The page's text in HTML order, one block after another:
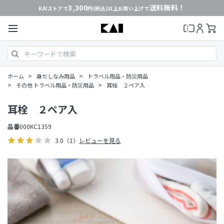
KAIストアで3,300円(税込)以上お買い上げで送料無料！
ホーム > 身だしなみ用品 > トラベル用品・防災用品
> その他 トラベル用品・防災用品 > 耳栓 ２ペア入
3.0 （1） レビューを見る
耳栓 ２ペア入
品番000KC1359